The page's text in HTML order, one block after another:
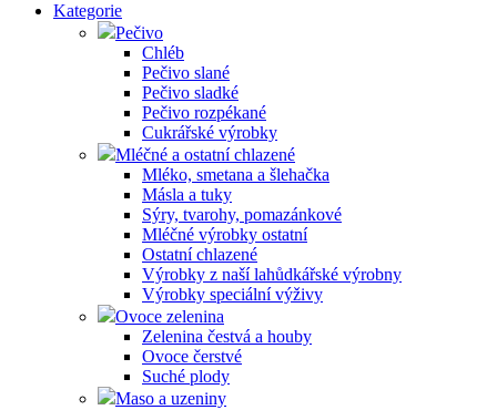
Kategorie
Pečivo
Chléb
Pečivo slané
Pečivo sladké
Pečivo rozpékané
Cukrářské výrobky
Mléčné a ostatní chlazené
Mléko, smetana a šlehačka
Másla a tuky
Sýry, tvarohy, pomazánkové
Mléčné výrobky ostatní
Ostatní chlazené
Výrobky z naší lahůdkářské výrobny
Výrobky speciální výživy
Ovoce zelenina
Zelenina čestvá a houby
Ovoce čerstvé
Suché plody
Maso a uzeniny